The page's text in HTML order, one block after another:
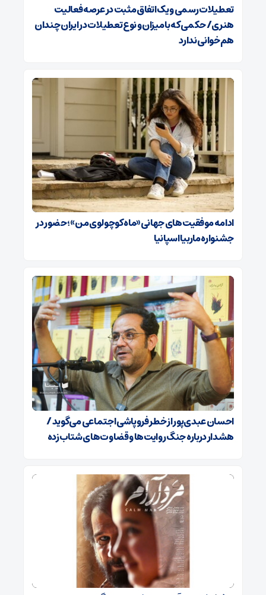
تعطیلات رسمی و یک اتفاق مثبت در عرصه فعالیت
هنری/ حکمی که با میزان و نوع تعطیلات در ایران چندان
هم‌خوانی ندارد
ادامه موفقیت‌های جهانی «ماه کوچولوی من»؛ حضور در
جشنواره ماربیا اسپانیا
احسان عبدی‌پور از خطر فروپاشی اجتماعی می‌گوید /
هشدار درباره جنگ روایت‌ها و قضاوت‌های شتاب‌زده